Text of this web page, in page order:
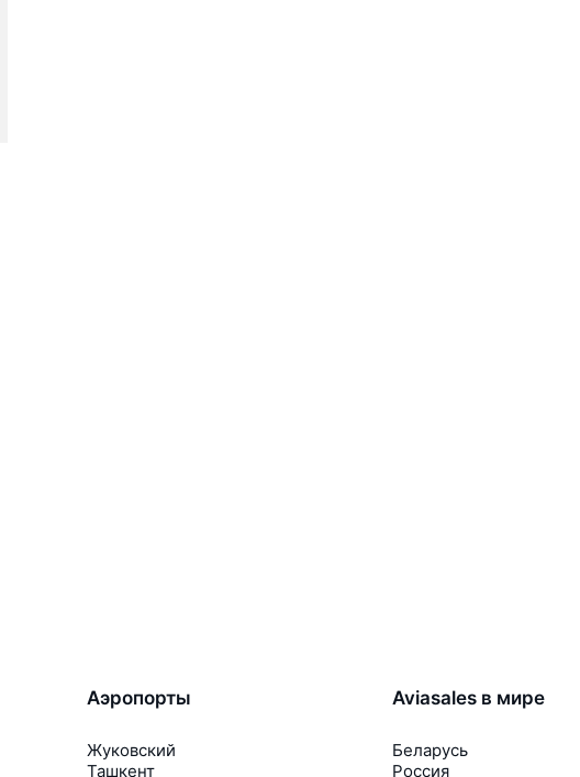
Аэропорты
Жуковский
Ташкент
Aviasales в мире
Беларусь
Россия